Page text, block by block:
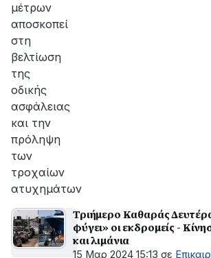
μέτρων
αποσκοπεί
στη
βελτίωση
της
οδικής
ασφάλειας
και την
πρόληψη
των
τροχαίων
ατυχημάτων
Τριήμερο Καθαράς
φύγει» οι εκδρομείς -
και λιμάνια
15 Μαρ 2024 15:13 σε